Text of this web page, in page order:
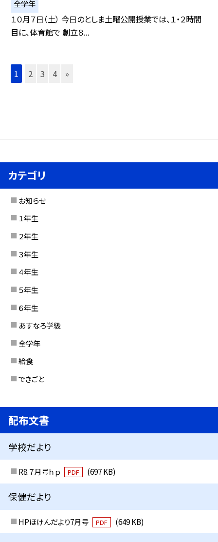
全学年
１０月７日（土） 今日のとしま土曜公開授業では、１・２時間
目に、体育館で 創立８...
1 2 3 4 »
カテゴリ
お知らせ
１年生
２年生
３年生
４年生
５年生
６年生
あすなろ学級
全学年
給食
できごと
配布文書
学校だより
R8.７月号ｈｐ PDF (697 KB)
保健だより
HPほけんだより7月号 PDF (649 KB)